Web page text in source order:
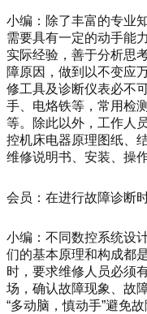
小编：除了丰富的专业
需要具有一定的动手能
实际经验，善于分析思
障原因，做到以不变应
修工具及诊断仪表必不
手、电烙铁等，常用检
等。除此以外，工作人
控机床电器原理图纸、
维修说明书、安装、操
会员：在进行故障诊断
小编：不同数控系统设
们的基本原理和构成都
时，要求维修人员必须
场，确认故障现象、故
“多动脑，慎动手”避免